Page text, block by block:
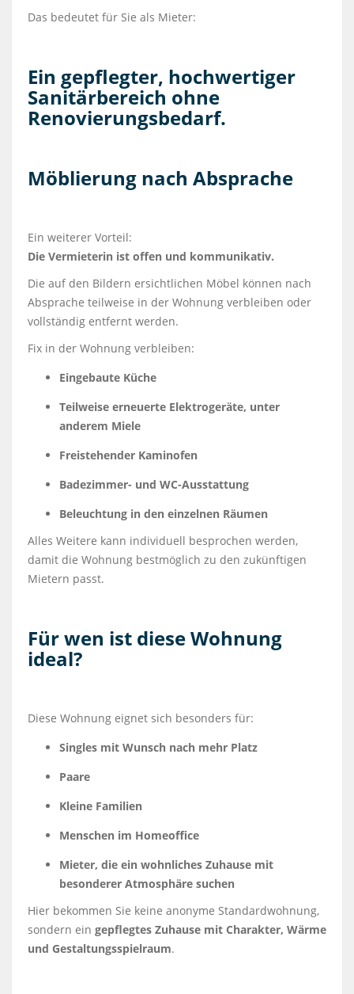
Das bedeutet für Sie als Mieter:
Ein gepflegter, hochwertiger
Sanitärbereich ohne
Renovierungsbedarf.
Möblierung nach Absprache
Ein weiterer Vorteil:
Die Vermieterin ist offen und kommunikativ.
Die auf den Bildern ersichtlichen Möbel können nach
Absprache teilweise in der Wohnung verbleiben oder
vollständig entfernt werden.
Fix in der Wohnung verbleiben:
Eingebaute Küche
Teilweise erneuerte Elektrogeräte, unter
anderem Miele
Freistehender Kaminofen
Badezimmer- und WC-Ausstattung
Beleuchtung in den einzelnen Räumen
Alles Weitere kann individuell besprochen werden,
damit die Wohnung bestmöglich zu den zukünftigen
Mietern passt.
Für wen ist diese Wohnung
ideal?
Diese Wohnung eignet sich besonders für:
Singles mit Wunsch nach mehr Platz
Paare
Kleine Familien
Menschen im Homeoffice
Mieter, die ein wohnliches Zuhause mit
besonderer Atmosphäre suchen
Hier bekommen Sie keine anonyme Standardwohnung,
sondern ein gepflegtes Zuhause mit Charakter, Wärme
und Gestaltungsspielraum.